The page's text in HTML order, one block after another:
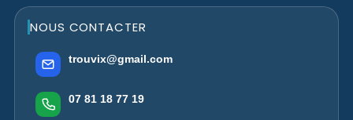
NOUS CONTACTER
trouvix@gmail.com
07 81 18 77 19